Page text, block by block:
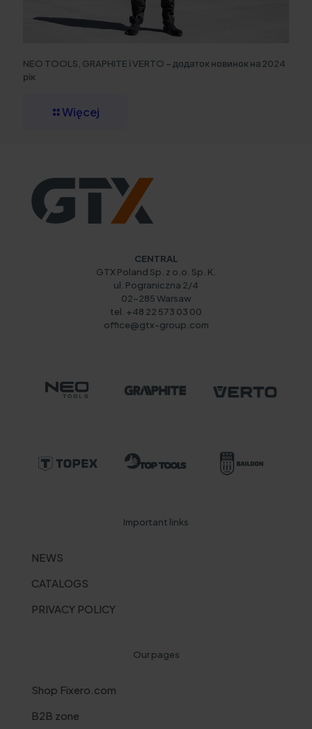
NEO TOOLS, GRAPHITE і VERTO – додаток новинок на 2024
рік
Więcej
CENTRAL
GTX Poland Sp. z o.o. Sp. K.
ul. Pograniczna 2/4
02-285 Warsaw
tel. +48 22 573 03 00
office@gtx-group.com
Important links
NEWS
CATALOGS
PRIVACY POLICY
Our pages
Shop Fixero.com
B2B zone